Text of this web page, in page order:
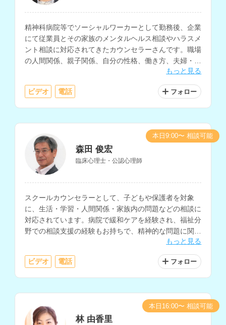
精神科病院等でソーシャルワーカーとして勤務後、企業
にて従業員とその家族のメンタルヘルス相談やハラスメ
ント相談に対応されてきたカウンセラーさんです。職場
の人間関係、親子関係、自分の性格、働き方、夫婦・パ
ートナー関係などの相談に対応されています。もっと見る
ビデオ 電話 フォロー
森田 俊宏
臨床心理士・公認心理師
スクールカウンセラーとして、子どもや保護者を対象
に、生活・学習・人間関係・家族内の問題などの相談に
対応されています。病院で緩和ケアを経験され、福祉分
野での相談支援の経験もお持ちで、精神的な問題に関す
もっと見る
ビデオ 電話 フォロー
本日9:00〜 相談可能
林 由香里
本日16:00〜 相談可能